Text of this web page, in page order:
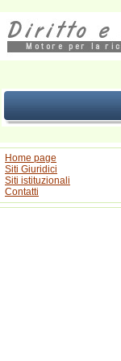
Home page
Siti Giuridici
Siti istituzionali
Contatti